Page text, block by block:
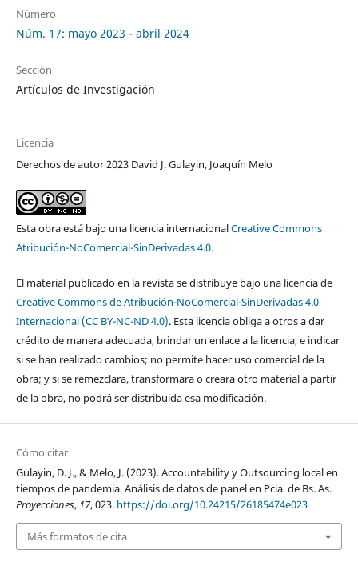
Número
Núm. 17: mayo 2023 - abril 2024
Sección
Artículos de Investigación
Licencia
Derechos de autor 2023 David J. Gulayin, Joaquín Melo
Esta obra está bajo una licencia internacionalCreative Commons
Atribución-NoComercial-SinDerivadas 4.0.
El material publicado en la revista se distribuye bajo una licencia de
Creative Commons de Atribución-NoComercial-SinDerivadas 4.0
Internacional (CC BY-NC-ND 4.0). Esta licencia obliga a otros a dar
crédito de manera adecuada, brindar un enlace a la licencia, e indicar
si se han realizado cambios; no permite hacer uso comercial de la
obra; y si se remezclara, transformara o creara otro material a partir
de la obra, no podrá ser distribuida esa modificación.
Cómo citar
Gulayin, D. J., & Melo, J. (2023). Accountability y Outsourcing local en
tiempos de pandemia. Análisis de datos de panel en Pcia. de Bs. As.
Proyecciones, 17, 023. https://doi.org/10.24215/26185474e023
Más formatos de cita